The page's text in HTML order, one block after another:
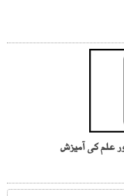
علم کی آمیزش